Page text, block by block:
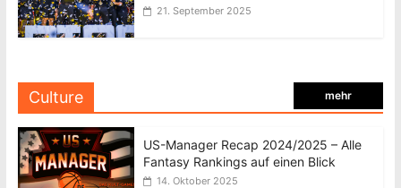
21. September 2025
Culture mehr
US-Manager Recap 2024/2025 – Alle
Fantasy Rankings auf einen Blick
14. Oktober 2025